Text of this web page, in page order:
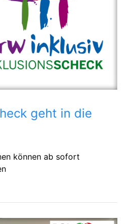
geht in die
können ab sofort